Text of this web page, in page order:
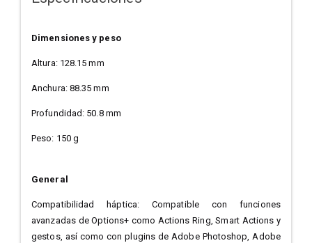
Dimensiones y peso
Altura: 128.15 mm
Anchura: 88.35 mm
Profundidad: 50.8 mm
Peso: 150 g
General
Compatibilidad háptica: Compatible con funciones
avanzadas de Options+ como Actions Ring, Smart Actions y
gestos, así como con plugins de Adobe Photoshop, Adobe